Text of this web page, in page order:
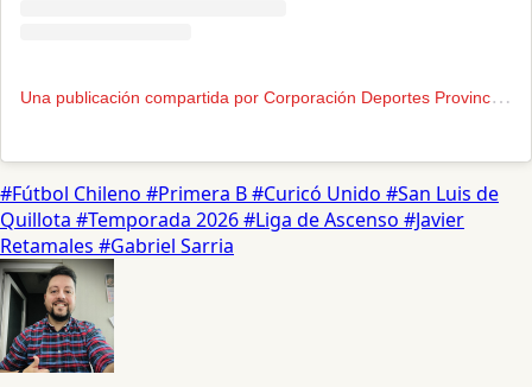
U
na publicación compartida por Corporación Deportes Provincial Curicó Unido (@cdpcuricounido)
#Fútbol Chileno #Primera B#Curicó Unido #San Luis de
Quillota #Temporada 2026#Liga de Ascenso #Javier
Retamales #Gabriel Sarria